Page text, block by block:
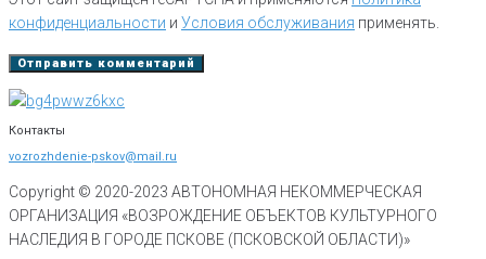
конфиденциальности и Условия обслуживания применять.
Контакты
vozrozhdenie-pskov@mail.ru
Copyright © 2020-2023 АВТОНОМНАЯ НЕКОММЕРЧЕСКАЯ
ОРГАНИЗАЦИЯ «ВОЗРОЖДЕНИЕ ОБЪЕКТОВ КУЛЬТУРНОГО
НАСЛЕДИЯ В ГОРОДЕ ПСКОВЕ (ПСКОВСКОЙ ОБЛАСТИ)»